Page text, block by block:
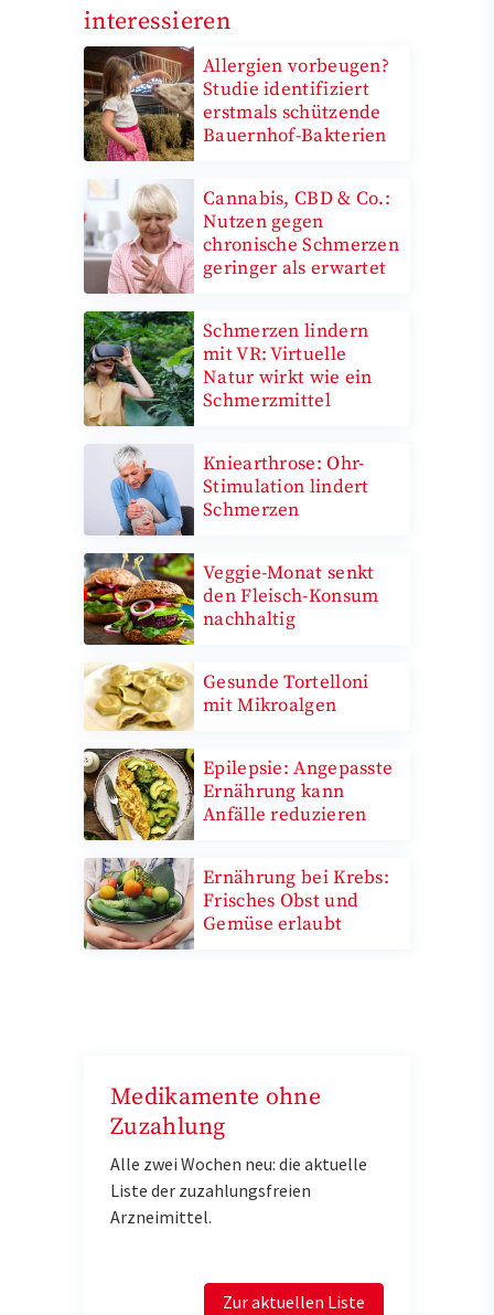
interessieren
Allergien vorbeugen?
Studie identifiziert
erstmals schützende
Bauernhof-Bakterien
Cannabis, CBD & Co.:
Nutzen gegen
chronische Schmerzen
geringer als erwartet
Schmerzen lindern
mit VR: Virtuelle
Natur wirkt wie ein
Schmerzmittel
Kniearthrose: Ohr-
Stimulation lindert
Schmerzen
Veggie-Monat senkt
den Fleisch-Konsum
nachhaltig
Gesunde Tortelloni
mit Mikroalgen
Epilepsie: Angepasste
Ernährung kann
Anfälle reduzieren
Ernährung bei Krebs:
Frisches Obst und
Gemüse erlaubt
Medikamente ohne
Zuzahlung
Alle zwei Wochen neu: die aktuelle
Liste der zuzahlungsfreien
Arzneimittel.
Zur aktuellen Liste